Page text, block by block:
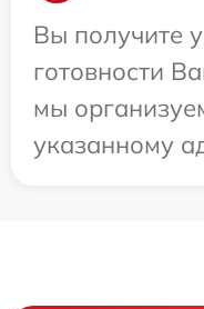
Вы получите
готовности
мы
указанному